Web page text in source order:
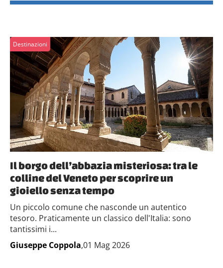
Destinazioni
Il borgo dell’abbazia misteriosa: tra le
colline del Veneto per scoprire un
gioiello senza tempo
Un piccolo comune che nasconde un autentico
tesoro. Praticamente un classico dell'Italia: sono
tantissimi i...
Giuseppe Coppola,01 Mag 2026